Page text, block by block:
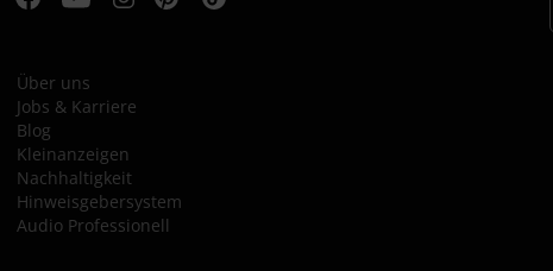
Über uns
Jobs & Karriere
Blog
Kleinanzeigen
Nachhaltigkeit
Hinweisgebersystem
Audio Professionell